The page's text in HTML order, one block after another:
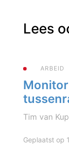
Lees
ARBEID
Tim van
Geplaatst op